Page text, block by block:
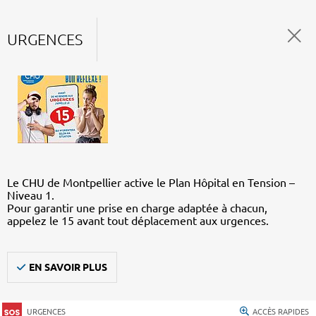
URGENCES
Le CHU de Montpellier active le Plan Hôpital en Tension –
Niveau 1.
Pour garantir une prise en charge adaptée à chacun,
appelez le 15 avant tout déplacement aux urgences.
EN SAVOIR PLUS
URGENCES ACCÈS RAPIDES